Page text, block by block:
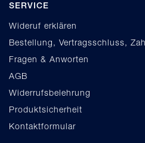
SERVICE
Wideruf erklären
Bestellung, Vertragsschluss,
Fragen & Anworten
AGB
Widerrufsbelehrung
Produktsicherheit
Kontaktformular